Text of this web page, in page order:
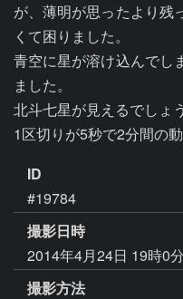
が、薄明が思ったより残
くて困りました。
青空に星が溶け込んでし
ました。
北斗七星が見えるでしょう
1区切りが5秒で2分間の動
ID
#19784
撮影日時
2014年4月24日 19時0
撮影方法